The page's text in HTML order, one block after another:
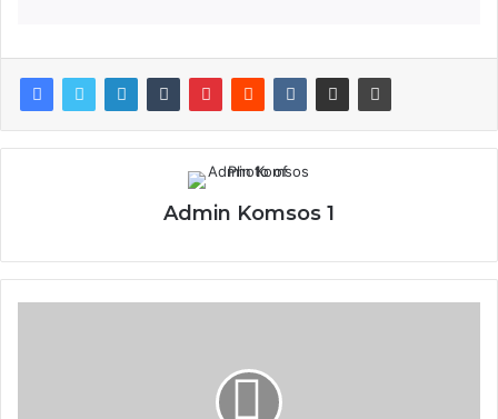
Admin Komsos 1